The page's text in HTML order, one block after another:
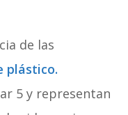
de las
plástico.
5 y representan